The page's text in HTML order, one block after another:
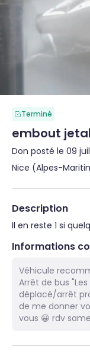
Terminé
embout
Don posté le 09
Nice (Alpes-
Description
Il en reste 1 si
Informations
Véhicule
Arrêt de bus
déplacé/arrêt
de me donner
vous 😀 rdv